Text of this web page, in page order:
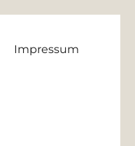
Impressum